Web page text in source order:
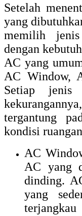
Setelah
yang
memilih
dengan
AC yang
AC Window,
Setiap jenis
tergantung
kondisi
AC
AC yang
dinding.
yang